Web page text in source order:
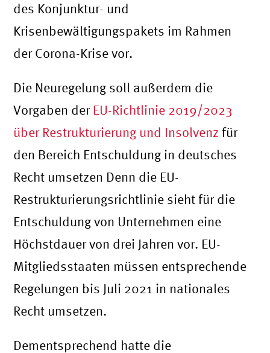
des Konjunktur- und
Krisenbewältigungspakets im Rahmen
der Corona-Krise vor.
Die Neuregelung soll außerdem die
Vorgaben der EU-Richtlinie 2019/2023
über Restrukturierung und Insolvenz für
den Bereich Entschuldung in deutsches
Recht umsetzen Denn die EU-
Restrukturierungsrichtlinie sieht für die
Entschuldung von Unternehmen eine
Höchstdauer von drei Jahren vor. EU-
Mitgliedsstaaten müssen entsprechende
Regelungen bis Juli 2021 in nationales
Recht umsetzen.
Dementsprechend hatte die